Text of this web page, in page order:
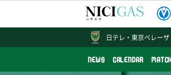
NEWS CALENDAR MATCH
日テレ・ 東京ベレーザ